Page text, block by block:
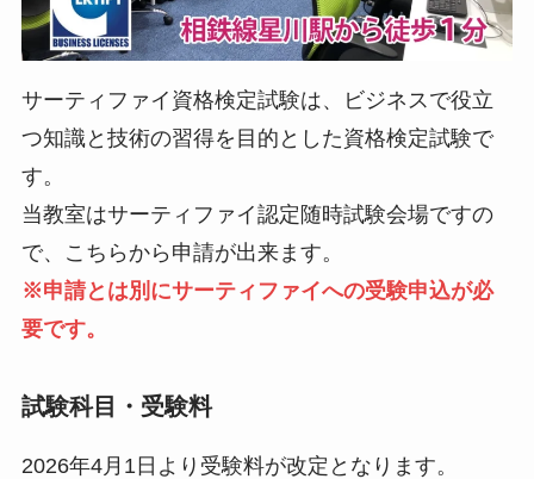
サーティファイ資格検定試験は、ビジネスで役立
つ知識と技術の習得を目的とした資格検定試験で
す。
当教室はサーティファイ認定随時試験会場ですの
で、こちらから申請が出来ます。
※申請とは別にサーティファイへの受験申込が必
要です。
試験科目・受験料
2026年4月1日より受験料が改定となります。